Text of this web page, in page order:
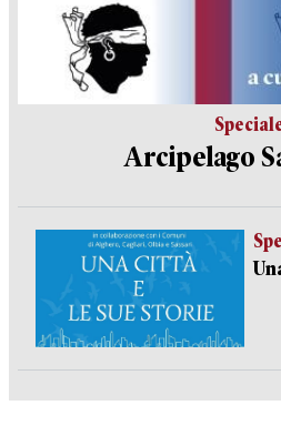
Arcipelago